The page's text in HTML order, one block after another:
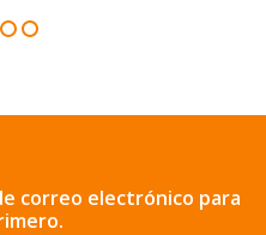
correo electrónico para